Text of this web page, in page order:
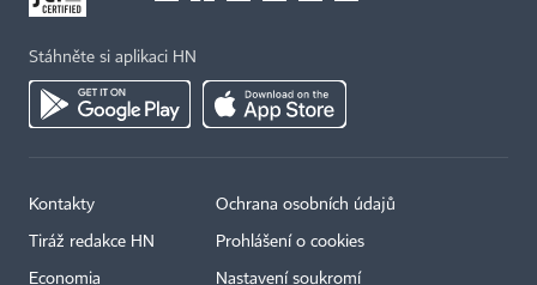
Stáhněte si aplikaci HN
Kontakty
Tiráž redakce HN
Economia
Ochrana osobních údajů
Prohlášení o cookies
Nastavení soukromí